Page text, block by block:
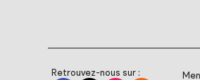
Retrouvez-nous sur :